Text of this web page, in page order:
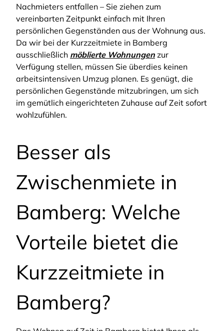
Nachmieters entfallen – Sie ziehen zum
vereinbarten Zeitpunkt einfach mit Ihren
persönlichen Gegenständen aus der Wohnung aus.
Da wir bei der Kurzzeitmiete in Bamberg
ausschließlich möblierte Wohnungen zur
Verfügung stellen, müssen Sie überdies keinen
arbeitsintensiven Umzug planen. Es genügt, die
persönlichen Gegenstände mitzubringen, um sich
im gemütlich eingerichteten Zuhause auf Zeit sofort
wohlzufühlen.
Besser als
Zwischenmiete in
Bamberg: Welche
Vorteile bietet die
Kurzzeitmiete in
Bamberg?